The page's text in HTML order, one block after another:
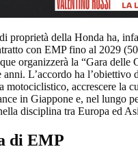
proprietà della Honda ha,
con EMP fino al 2029
organizzerà la “Gara delle
anni. L’accordo ha l’obiettivo
motociclistico, accrescere la
in Giappone e, nel lungo
disciplina tra Europa ed
di EMP